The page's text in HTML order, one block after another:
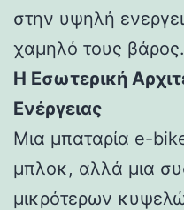
στην υψηλή
χαμηλό τους βάρος.
Η Εσωτερική
Ενέργειας
Μια μπαταρία e-
μπλοκ, αλλά μια
μικρότερων